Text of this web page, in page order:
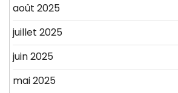
août 2025
juillet 2025
juin 2025
mai 2025